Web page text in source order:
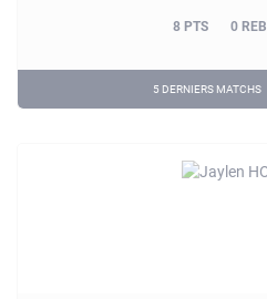
8 PTS 0 REB
5 DERNIERS MATCHS